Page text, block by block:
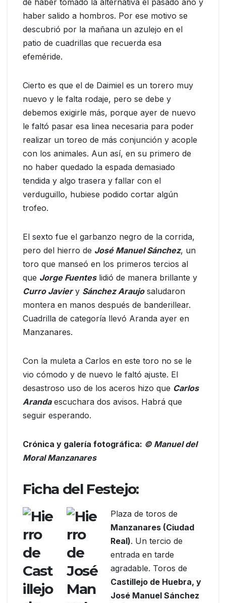
haber salido a hombros. Por ese motivo se
descubrió por la mañana un azulejo en el
patio de cuadrillas que recuerda esa
efeméride.
Cierto es que el de Daimiel es un torero muy
nuevo y le falta rodaje, pero se debe y
debemos exigirle más, porque ayer de nuevo
le faltó pasar esa linea necesaria para poder
realizar un toreo de más conjunción y acople
con los animales. Aun así, en su primero de
no haber quedado la espada demasiado
tendida y algo trasera y fallar con el
verduguillo, hubiese podido cortar algún
trofeo.
El sexto fue el garbanzo negro de la corrida,
pero del hierro de José Manuel Sánchez, un
toro que manseó en los primeros tercios al
que Jorge Fuenteslidió de manera brillante y
Curro Javiery Sánchez Araujosaludaron
montera en manos después de banderillear.
Cuadrilla de categoría llevó Aranda ayer en
Manzanares.
Con la muleta a Carlos en este toro no se le
vio cómodo y de nuevo le faltó ajuste. El
desastroso uso de los aceros hizo que Carlos
Arandaescuchara dos avisos. Habrá que
seguir esperando.
Crónica y galería fotográfica: © Manuel del
Moral Manzanares
Ficha del Festejo:
Plaza de toros de
Manzanares (Ciudad
Real). Un tercio de
entrada en tarde
agradable. Toros de
Castillejo de Huebra, y
José Manuel Sánchez